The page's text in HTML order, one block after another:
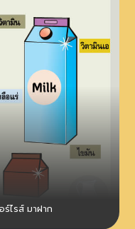
ร์ไรส์ มาฝาก